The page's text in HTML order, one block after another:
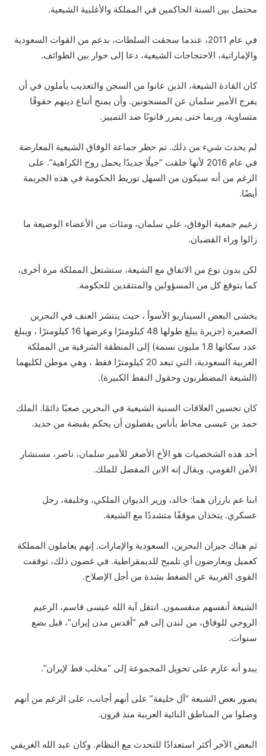
محتمل بين السنة الحاكمين في المملكة والأغلبية الشيعية.
في عام 2011، عندما سحقت السلطات، بدعم من القوات السعودية
والإماراتية، الاحتجاجات الشيعية، دعا إلى حوار بين الطوائف.
كان القادة الشيعة، الذين عانوا من السجن والتعذيب يأملون في أن
يفرج الأمير سلمان عن المسجونين. وأن يمنح أتباع دينهم حقوقًا
متساوية، وربما حتى يمرر قانونًا ضد التمييز.
لم يحدث شيء من ذلك. تم حظر جماعة الوفاق الشيعية المعارضة
في عام 2016 لأنها خلقت “جيلًا جديدًا يحمل روح الكراهية”. على
الرغم من أنه سيكون من السهل توريط الحكومة في هذه الجريمة
أيضًا.
زعيم جمعية الوفاق، علي سلمان، ومئات من الأعضاء الوضيعة ما
زالوا وراء القضبان.
لكن بدون نوع من الاتفاق مع الشيعة، ستشتعل المملكة مرة أخرى،
كما يتوقع كل من المسؤولين والمنتقدين للحكومة.
يخشى البعض السيناريو الأسوأ ، حيث ينتشر العنف في البحرين
الصغيرة (جزيرة يبلغ طولها 48 كيلومترًا وعرضها 16 كيلومترًا ، ويبلغ
عدد سكانها 1.8 مليون نسمة) إلى المنطقة الشرقية من المملكة
العربية السعودية، التي تبعد 20 كيلومترًا فقط ، وهي موطن لكليهما
(الشيعة المضطربون وحقول النفط الكبيرة).
كان تحسين العلاقات السنية الشيعية في البحرين صعبًا دائمًا. الملك
حمد بن عيسى محاط بأناس يفضلون أن يحكم بقبضة من حديد.
أحد هذه الشخصيات هو الأخ الأصغر للأمير سلمان، ناصر، مستشار
الأمن القومي. ويقال إنه الابن المفضل للملك.
ابنا عم بارزان هما: خالد، وزير الديوان الملكي، وخليفة، رجل
عسكري. يتخذان موقفًا متشددًا مع الشيعة.
ثم هناك جيران البحرين، السعودية والإمارات. إنهم يعاملون المملكة
كعميل ويعارضون أي تلميح للديمقراطية. في غضون ذلك، توقفت
القوى الغربية عن الضغط بشدة من أجل الإصلاح.
الشيعة أنفسهم منقسمون. انتقل آية الله عيسى قاسم، الزعيم
الروحي للوفاق، من لندن إلى قم “أقدس مدن إيران”، قبل بضع
سنوات.
يبدو أنه عازم على تحويل المجموعة إلى “مخلب قط لإيران”.
يصور بعض الشيعة “آل خليفة” على أنهم أجانب، على الرغم من أنهم
وصلوا من المناطق النائية العربية منذ قرون.
البعض الآخر أكثر استعدادًا للتحدث مع النظام. وكان عبد الله الغريفي